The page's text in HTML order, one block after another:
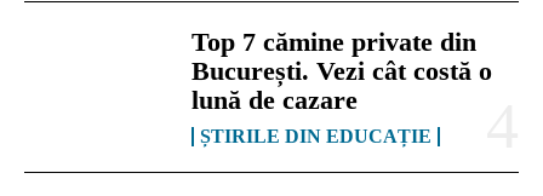
Top 7 cămine private din
București. Vezi cât costă o
lună de cazare
ȘTIRILE DIN EDUCAȚIE